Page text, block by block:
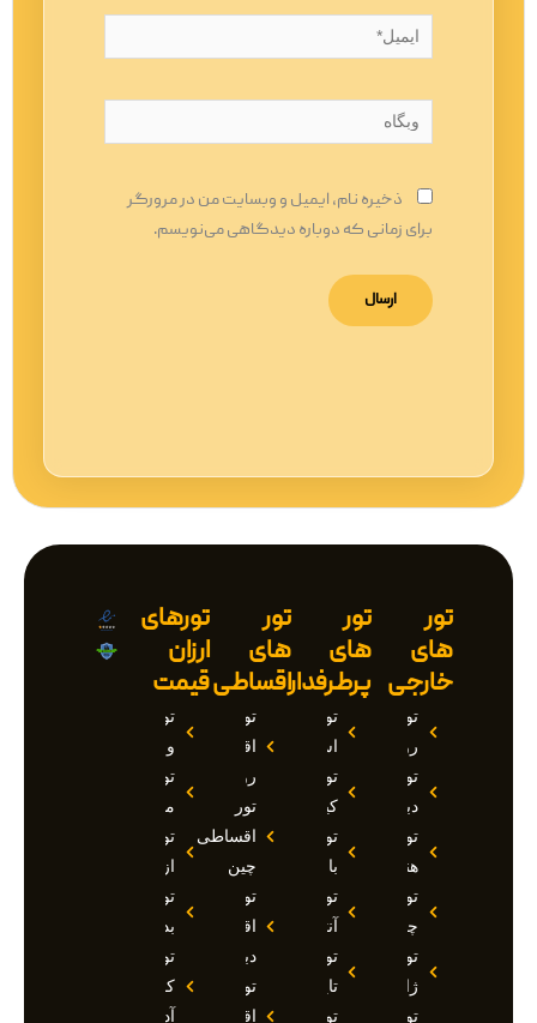
ایمیل*
وبگاه
ذخیره نام، ایمیل و وبسایت من در مرورگر
برای زمانی که دوباره دیدگاهی می‌نویسم.
تور
های
خارجی
تور
روسیه
تور
دبی
تور
هند
تور
چین
تور
ژاپن
تور
تور
های
پرطرفدار
تور
استانبول
تور
کیش
تور
بالی
تور
آنتالیا
تور
تایلند
تور
تور
های
اقساطی
تور
اقساطی
روسیه
تور
اقساطی
چین
تور
اقساطی
دبی
تور
اقساطی
تورهای
ارزان
قیمت
تور
وان
تور
مارماریس
تور
ازمیر
تور
بدروم
تور
کوش
آداسی